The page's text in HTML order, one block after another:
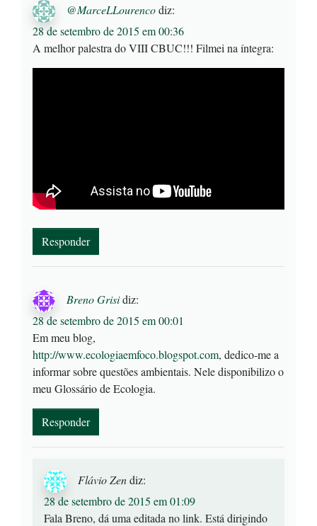
@MarceLLourencodiz:
28 de setembro de 2015 em 00:36
A melhor palestra do VIII CBUC!!! Filmei na íntegra:
Responder
Breno Grisidiz:
28 de setembro de 2015 em 00:01
Em meu blog,
http://www.ecologiaemfoco.blogspot.com, dedico-me a
informar sobre questões ambientais. Nele disponibilizo o
meu Glossário de Ecologia.
Responder
Flávio Zendiz:
28 de setembro de 2015 em 01:09
Fala Breno, dá uma editada no link. Está dirigindo